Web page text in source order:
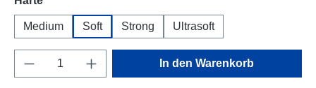
Medium Soft Strong Ultrasoft
Produkt Anzahl: Gib den gewünschten
In den Warenkorb